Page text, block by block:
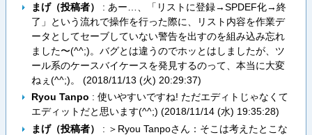
まげ（投稿者）
: あー…、「リストに登録→SPDEF化→終
了」という流れで操作を行った際に、リスト内容を作業デ
ータとしてセーブしていない警告を出すのを組み込み忘れ
ました〜(^^;)。バグとは違うのでホッとはしましたが、ツ
ール系のケースバイケースを発見するのって、本当に大変
ねぇ(^^;)。 (2018/11/13 (火) 20:29:37)
Ryou Tanpo : 使いやすいですね! ただエディトじゃなくて
エディットだと思います(^^;) (2018/11/14 (水) 19:35:28)
まげ（投稿者）
: ＞Ryou Tanpoさん：そこは考えたとこな